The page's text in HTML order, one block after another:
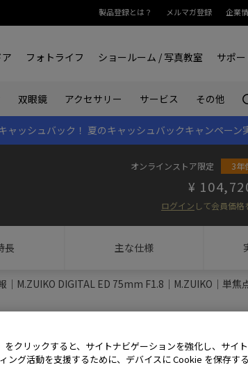
製品登録とは？ メルマガ登録 企業
フォトライフ ショールーム / 写真教室 サポー
双眼鏡 アクセサリー サービス その他
ャッシュバック！ 夏のキャッシュバックキャンペーン
オンラインストア限定 3年
ログイン して会員価格
長 主な仕様
｜M.ZUIKO DIGITAL ED 75mm F1.8｜M.ZUIKO｜単
をクリックすると、サイトナビゲーションを強化し、サイ
ング活動を支援するために、デバイスに Cookie を保存す